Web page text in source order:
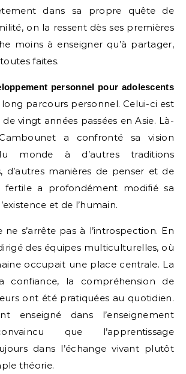
dans sa propre quête de
on la ressent dès ses premières
moins à enseigner qu’à partager,
faites.
personnel pour adolescents
long parcours personnel. Celui-ci est
vingt années passées en Asie. Là-
a confronté sa vision
monde à d’autres traditions
d’autres manières de penser et de
fertile a profondément modifié sa
et de l’humain.
ne s’arrête pas à l’introspection. En
des équipes multiculturelles, où
occupait une place centrale. La
confiance, la compréhension de
ont été pratiquées au quotidien.
enseigné dans l’enseignement
que l’apprentissage
dans l’échange vivant plutôt
théorie.